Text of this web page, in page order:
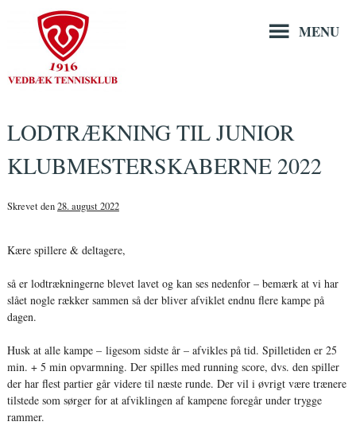
indholdet
MENU
LODTRÆKNING TIL JUNIOR
KLUBMESTERSKABERNE 2022
Skrevet den28. august 2022
Kære spillere & deltagere,
så er lodtrækningerne blevet lavet og kan ses nedenfor – bemærk at vi har
slået nogle rækker sammen så der bliver afviklet endnu flere kampe på
dagen.
Husk at alle kampe – ligesom sidste år – afvikles på tid. Spilletiden er 25
min. + 5 min opvarmning. Der spilles med running score, dvs. den spiller
der har flest partier går videre til næste runde. Der vil i øvrigt være trænere
tilstede som sørger for at afviklingen af kampene foregår under trygge
rammer.